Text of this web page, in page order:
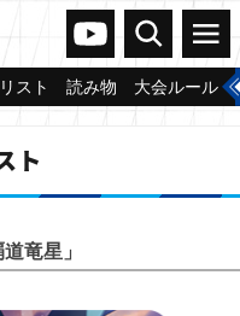
ヴァンガードch
検索 メニュー
スト 読み物 大会ルール
ト
竜星」